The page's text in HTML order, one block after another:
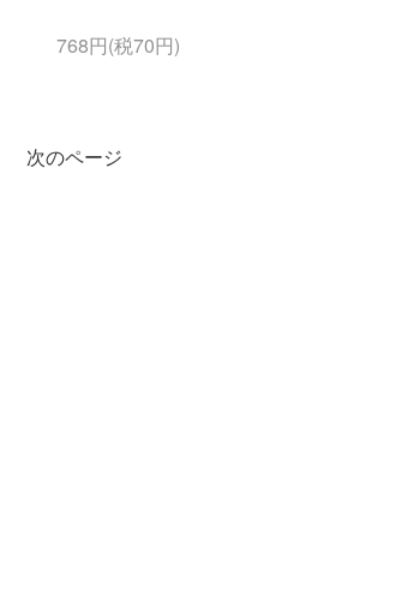
768円(税70円)
次のページ